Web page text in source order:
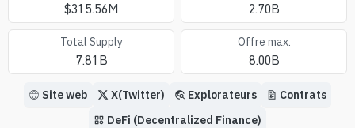
$315.56M 2.70B
Total Supply
7.81B
Offre max.
8.00B
Site web X(Twitter) Explorateurs
Contrats
DeFi (Decentralized Finance)